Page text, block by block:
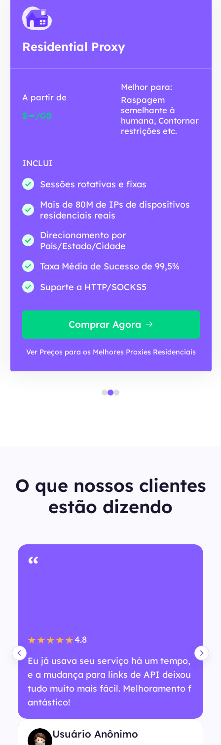
Residential Proxy
A partir de
$- /GB
Melhor para:
Raspagem
semelhante à
humana, Contornar
restrições etc.
INCLUI
Sessões rotativas e fixas
Mais de 80M de IPs de dispositivos
residenciais reais
Direcionamento por
País/Estado/Cidade
Taxa Média de Sucesso de 99,5%
Suporte a HTTP/SOCKS5
Comprar Agora
Ver Preços para os Melhores Proxies Residenciais
O que nossos clientes
estão dizendo
“
★★★★★4.8
Eu já usava seu serviço há um tempo,
e a mudança para links de API deixou
tudo muito mais fácil. Melhoramento f
antástico!
Usuário Anônimo